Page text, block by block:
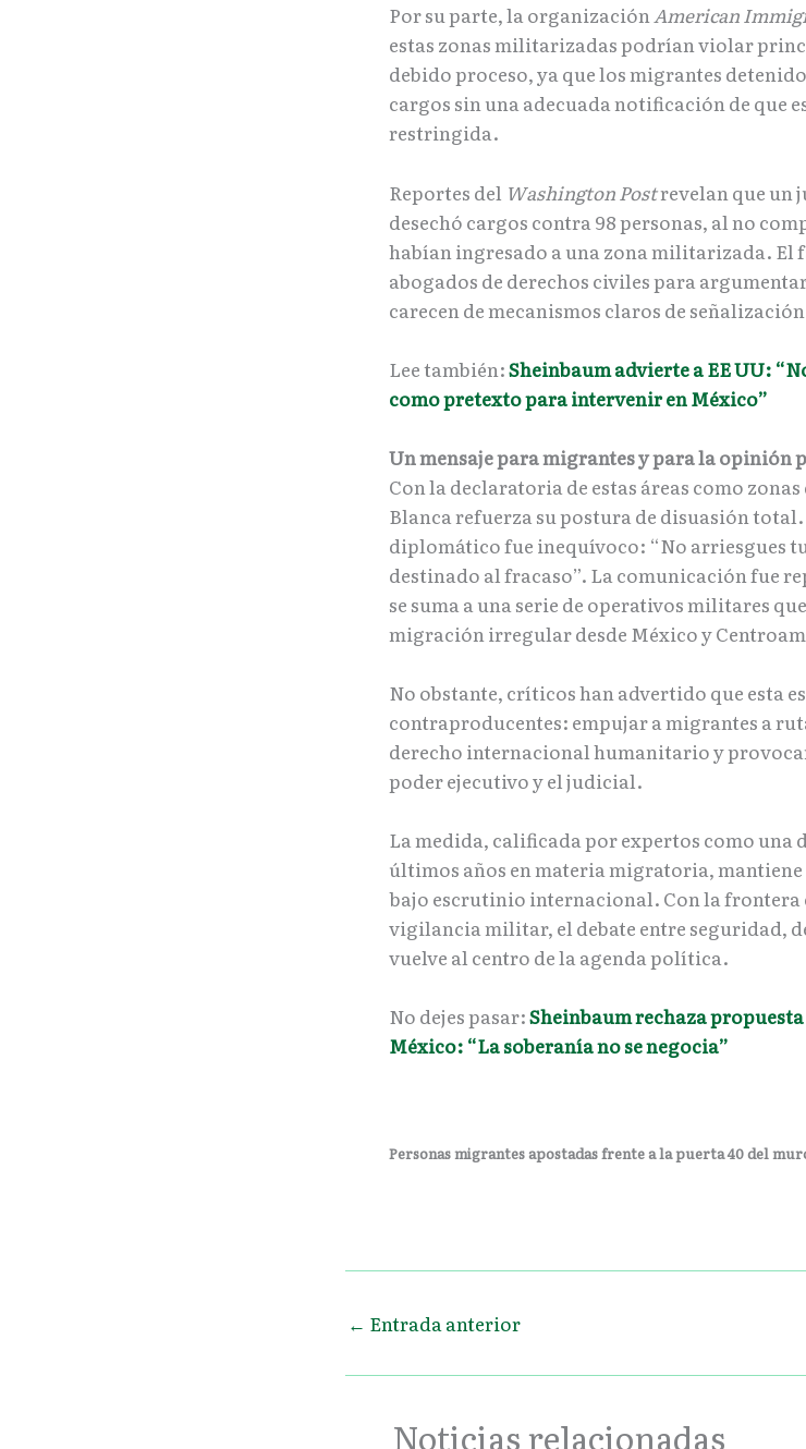
Por su parte, la organizaciónAmerican
estas zonas militarizadas podrían violar
debido proceso, ya que los migrantes
cargos sin una adecuada notificación de que
restringida.
Reportes del Washington Postrevelan que un
desechó cargos contra 98 personas, al no
habían ingresado a una zona militarizada.
abogados de derechos civiles para
carecen de mecanismos claros de
Lee también:Sheinbaum advierte a EE UU:
como pretexto para intervenir en México”
Un mensaje para migrantes y para la opinión
Con la declaratoria de estas áreas como
Blanca refuerza su postura de disuasión
diplomático fue inequívoco: “No arriesgues
destinado al fracaso”. La comunicación fue
se suma a una serie de operativos militares
migración irregular desde México y
No obstante, críticos han advertido que esta
contraproducentes: empujar a migrantes a
derecho internacional humanitario y
poder ejecutivo y el judicial.
La medida, calificada por expertos como una
últimos años en materia migratoria,
bajo escrutinio internacional. Con la frontera
vigilancia militar, el debate entre seguridad,
vuelve al centro de la agenda política.
No dejes pasar:Sheinbaum rechaza
México: “La soberanía no se negocia”
Personas migrantes apostadas frente a la puerta 40 del
← Entrada anterior
Noticias relacionadas